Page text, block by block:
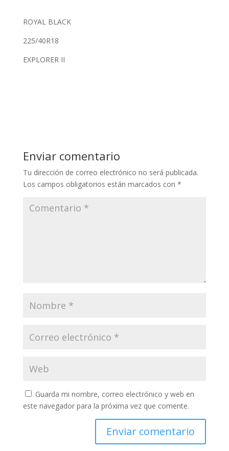
ROYAL BLACK
225/40R18
EXPLORER II
Enviar comentario
Tu dirección de correo electrónico no será publicada.
Los campos obligatorios están marcados con *
Guarda mi nombre, correo electrónico y web en
este navegador para la próxima vez que comente.